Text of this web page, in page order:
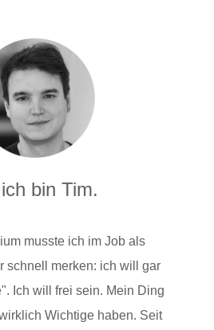
bin Tim.
musste ich im Job als
schnell merken: ich will gar
Ich will frei sein. Mein Ding
Wichtige haben. Seit